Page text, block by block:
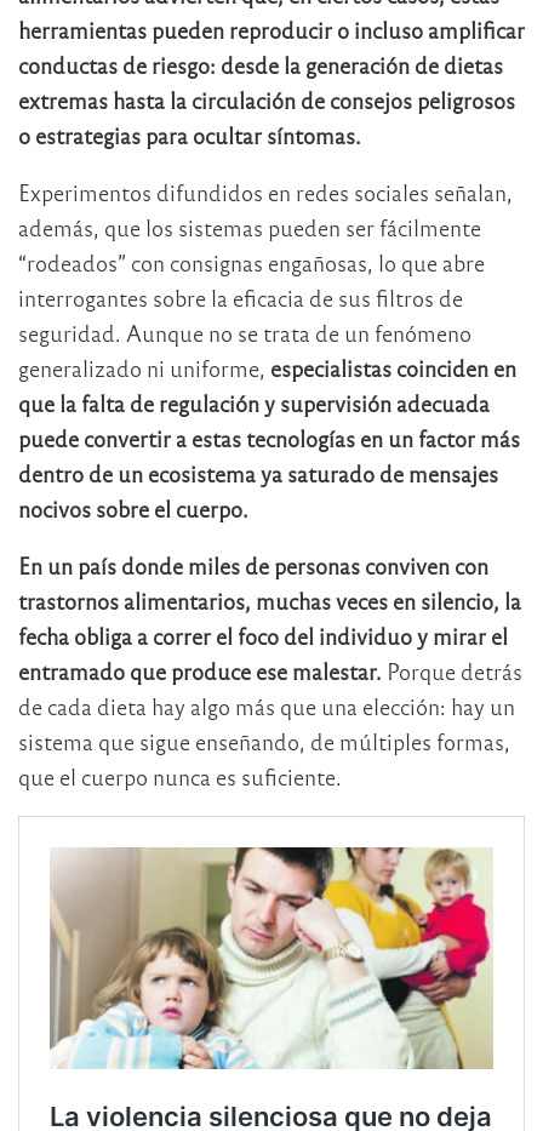
herramientas pueden reproducir o incluso amplificar
conductas de riesgo: desde la generación de dietas
extremas hasta la circulación de consejos peligrosos
o estrategias para ocultar síntomas.
Experimentos difundidos en redes sociales señalan,
además, que los sistemas pueden ser fácilmente
“rodeados” con consignas engañosas, lo que abre
interrogantes sobre la eficacia de sus filtros de
seguridad. Aunque no se trata de un fenómeno
generalizado ni uniforme, especialistas coinciden en
que la falta de regulación y supervisión adecuada
puede convertir a estas tecnologías en un factor más
dentro de un ecosistema ya saturado de mensajes
nocivos sobre el cuerpo.
En un país donde miles de personas conviven con
trastornos alimentarios, muchas veces en silencio, la
fecha obliga a correr el foco del individuo y mirar el
entramado que produce ese malestar. Porque detrás
de cada dieta hay algo más que una elección: hay un
sistema que sigue enseñando, de múltiples formas,
que el cuerpo nunca es suficiente.